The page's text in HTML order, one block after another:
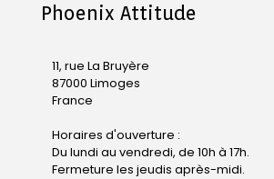
Phoenix Attitude
11, rue La Bruyère
87000 Limoges
France
Horaires d'ouverture :
Du lundi au vendredi, de 10h à 17h.
Fermeture les jeudis après-midi.